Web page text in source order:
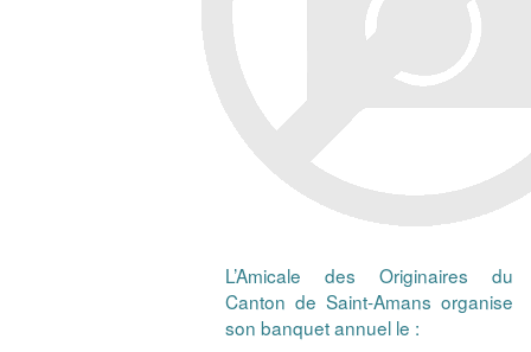
L’Amicale des Originaires du
Canton de Saint-Amans organise
son banquet annuel le :